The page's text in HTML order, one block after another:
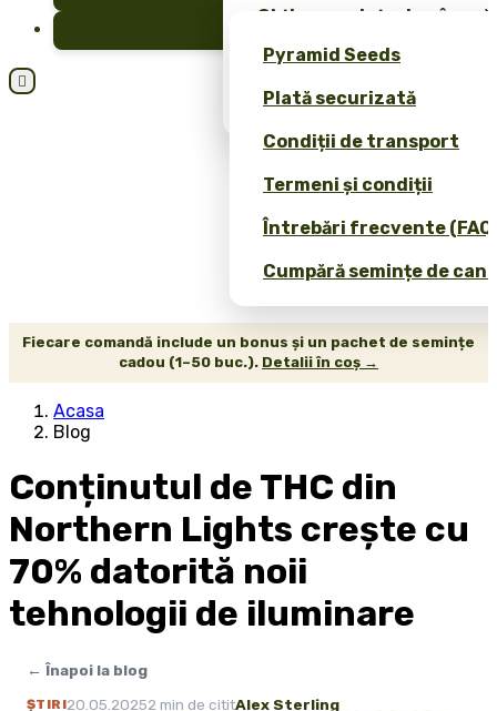
Obține semințe de
dvs.!
Pyramid Seeds
Plată securizată
Condiții de transport
Termeni și condiții
Întrebări frecvente
Cumpără semințe de

Fiecare comandă include un bonus și un pachet de semințe
cadou (1–50 buc.). Detalii în coș →
Acasa
Blog
Conținutul de THC din
Northern Lights crește cu
70% datorită noii
tehnologii de iluminare
← Înapoi la blog
ȘTIRI20.05.20252 min de cititAlex Sterling